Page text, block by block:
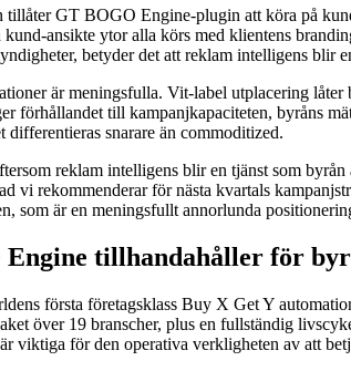
GT BOGO Engine-plugin att köra på
ansikte ytor alla körs med klientens
betyder det att reklam intelligens blir
är meningsfulla. Vit-label utplacering
förhållandet till kampanjkapaciteten, byråns
differentieras snarare än commoditized.
reklam intelligens blir en tjänst som
vi rekommenderar för nästa kvartals
som är en meningsfullt annorlunda
Engine tillhandahåller för
första företagsklass Buy X Get Y
över 19 branscher, plus en fullständig
viktiga för den operativa verkligheten av att